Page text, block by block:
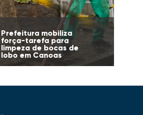
Prefeitura mobiliza
força-tarefa para
limpeza de bocas de
lobo em Canoas